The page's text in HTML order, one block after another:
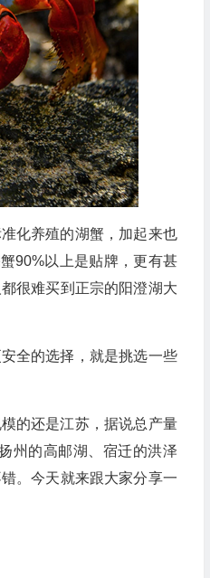
化养殖的湖蟹，加起来也
90%以上是贴牌，更有甚
很难买到正宗的阳澄湖大
全的选择，就是挑选一些
的还是江苏，据说总产量
州的高邮湖、宿迁的洪泽
。今天就来跟大家分享一